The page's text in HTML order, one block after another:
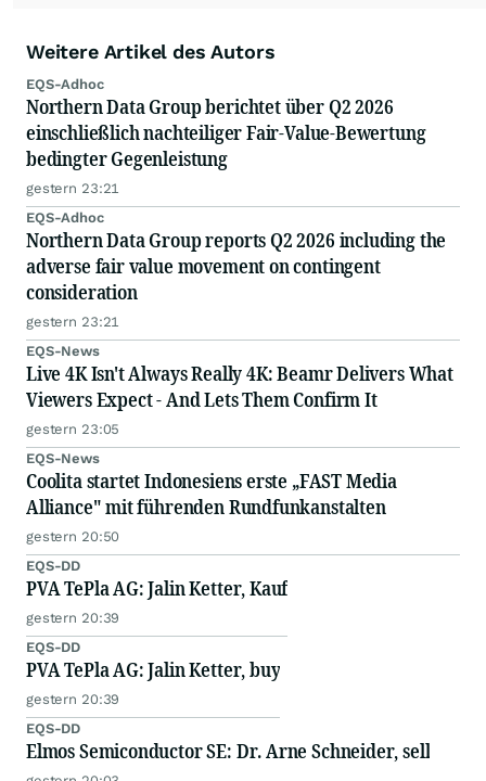
Weitere Artikel des Autors
EQS-Adhoc
Northern Data Group berichtet über Q2 2026
einschließlich nachteiliger Fair-Value-Bewertung
bedingter Gegenleistung
gestern 23:21
EQS-Adhoc
Northern Data Group reports Q2 2026 including the
adverse fair value movement on contingent
consideration
gestern 23:21
EQS-News
Live 4K Isn't Always Really 4K: Beamr Delivers What
Viewers Expect - And Lets Them Confirm It
gestern 23:05
EQS-News
Coolita startet Indonesiens erste „FAST Media
Alliance" mit führenden Rundfunkanstalten
gestern 20:50
EQS-DD
PVA TePla AG: Jalin Ketter, Kauf
gestern 20:39
EQS-DD
PVA TePla AG: Jalin Ketter, buy
gestern 20:39
EQS-DD
Elmos Semiconductor SE: Dr. Arne Schneider, sell